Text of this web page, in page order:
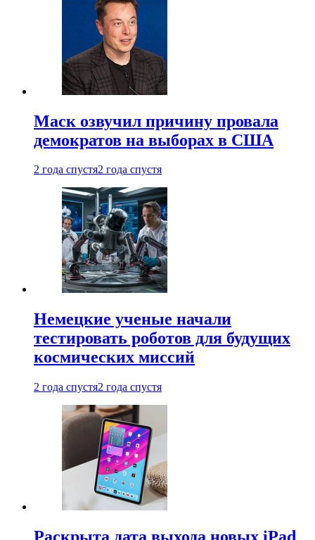
Маск озвучил причину провала
демократов на выборах в США
2 года спустя2 года спустя
Немецкие ученые начали
тестировать роботов для будущих
космических миссий
2 года спустя2 года спустя